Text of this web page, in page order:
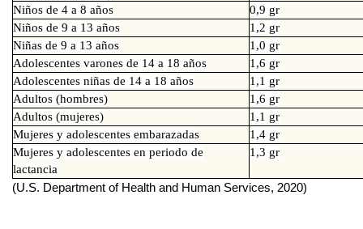
Niños de 4 a 8 años
0,9 gr
Niños de 9 a 13 años
1,2 gr
Niñas de 9 a 13 años
1,0 gr
Adolescentes varones de 14 a 18 años
1,6 gr
Adolescentes niñas de 14 a 18 años
1,1 gr
Adultos (hombres)
1,6 gr
Adultos (mujeres)
1,1 gr
Mujeres y adolescentes embarazadas
1,4 gr
Mujeres y adolescentes en periodo de
lactancia
1,3 gr
(U.S. Department of Health and Human Services, 2020)